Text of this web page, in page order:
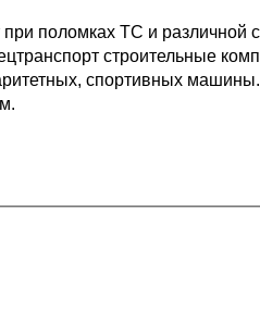
поломках ТС и различной
строительные
спортивных машины.